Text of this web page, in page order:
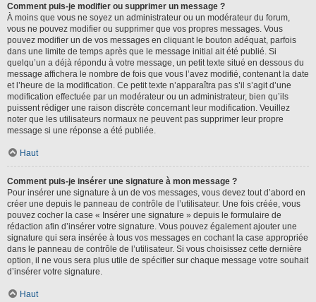
Comment puis-je modifier ou supprimer un message ?
À moins que vous ne soyez un administrateur ou un modérateur du forum,
vous ne pouvez modifier ou supprimer que vos propres messages. Vous
pouvez modifier un de vos messages en cliquant le bouton adéquat, parfois
dans une limite de temps après que le message initial ait été publié. Si
quelqu’un a déjà répondu à votre message, un petit texte situé en dessous du
message affichera le nombre de fois que vous l’avez modifié, contenant la date
et l’heure de la modification. Ce petit texte n’apparaîtra pas s’il s’agit d’une
modification effectuée par un modérateur ou un administrateur, bien qu’ils
puissent rédiger une raison discrète concernant leur modification. Veuillez
noter que les utilisateurs normaux ne peuvent pas supprimer leur propre
message si une réponse a été publiée.
Haut
Comment puis-je insérer une signature à mon message ?
Pour insérer une signature à un de vos messages, vous devez tout d’abord en
créer une depuis le panneau de contrôle de l’utilisateur. Une fois créée, vous
pouvez cocher la case « Insérer une signature » depuis le formulaire de
rédaction afin d’insérer votre signature. Vous pouvez également ajouter une
signature qui sera insérée à tous vos messages en cochant la case appropriée
dans le panneau de contrôle de l’utilisateur. Si vous choisissez cette dernière
option, il ne vous sera plus utile de spécifier sur chaque message votre souhait
d’insérer votre signature.
Haut